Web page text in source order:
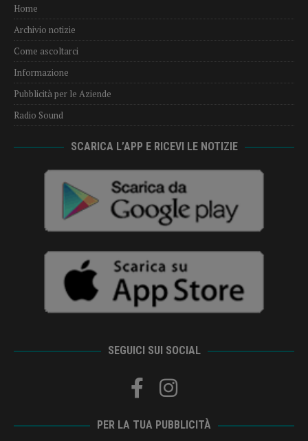
Home
Archivio notizie
Come ascoltarci
Informazione
Pubblicità per le Aziende
Radio Sound
SCARICA L’APP E RICEVI LE NOTIZIE
SEGUICI SUI SOCIAL
PER LA TUA PUBBLICITÀ